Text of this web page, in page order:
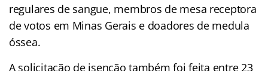
regulares de sangue, membros de mesa receptora
de votos em Minas Gerais e doadores de medula
óssea.
A solicitação de isenção também foi feita entre 23